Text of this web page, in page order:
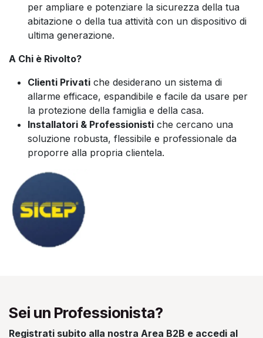
per ampliare e potenziare la sicurezza della tua
abitazione o della tua attività con un dispositivo di
ultima generazione.
A Chi è Rivolto?
Clienti Privati che desiderano un sistema di
allarme efficace, espandibile e facile da usare per
la protezione della famiglia e della casa.
Installatori & Professionisti che cercano una
soluzione robusta, flessibile e professionale da
proporre alla propria clientela.
Sei un Professionista?
Registrati subito alla nostra Area B2B e accedi al